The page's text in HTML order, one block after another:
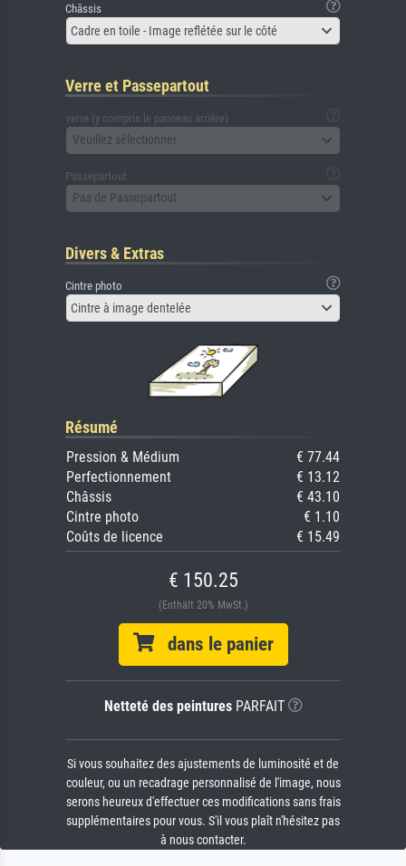
Châssis
Cadre en toile - Image reflétée sur le côté
Verre et Passepartout
verre (y compris le panneau arrière)
Veuillez sélectionner
Passepartout
Pas de Passepartout
Divers & Extras
Cintre photo
Cintre à image dentelée
Résumé
Pression & Médium
€ 77.44
Perfectionnement
€ 13.12
Châssis
€ 43.10
Cintre photo
€ 1.10
Coûts de licence
€ 15.49
€ 150.25
(Enthält 20% MwSt.)
dans le panier
Netteté des peinturesPARFAIT
Si vous souhaitez des ajustements de luminosité et de
couleur, ou un recadrage personnalisé de l'image, nous
serons heureux d'effectuer ces modifications sans frais
supplémentaires pour vous. S'il vous plaît n'hésitez pas
à nous contacter.